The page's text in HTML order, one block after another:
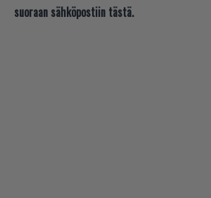
suoraan sähköpostiin tästä.